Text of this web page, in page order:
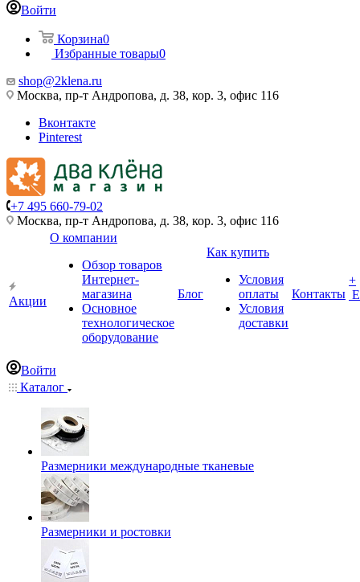
Войти
Корзина0
Избранные товары0
shop@2klena.ru
Москва, пр-т Андропова, д. 38, кор. 3, офис 116
Вконтакте
Pinterest
+7 495 660-79-02
Москва, пр-т Андропова, д. 38, кор. 3, офис 116
Акции
О компании
Обзор товаров
Интернет-
магазина
Основное
технологическое
оборудование
Блог
Как купить
Условия
оплаты
Условия
доставки
Контакты
+
Войти
Каталог
Размерники международные тканевые
Размерники и ростовки